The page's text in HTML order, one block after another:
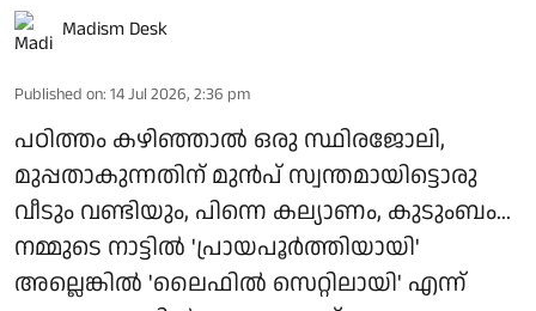
Madism Desk
Published on: 14 Jul 2026, 2:36 pm
പഠിത്തം കഴിഞ്ഞാൽ ഒരു സ്ഥിരജോലി,
മുപ്പതാകുന്നതിന് മുൻപ് സ്വന്തമായിട്ടൊരു
വീടും വണ്ടിയും, പിന്നെ കല്യാണം, കുടുംബം...
നമ്മുടെ നാട്ടിൽ 'പ്രായപൂർത്തിയായി'
അല്ലെങ്കിൽ 'ലൈഫിൽ സെറ്റിലായി' എന്ന്